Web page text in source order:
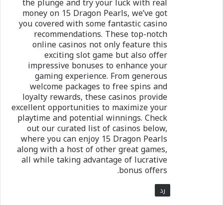
money on 15 Dragon Pearls, we’ve got
you covered with some fantastic casino
recommendations. These top-notch
online casinos not only feature this
exciting slot game but also offer
impressive bonuses to enhance your
gaming experience. From generous
welcome packages to free spins and
loyalty rewards, these casinos provide
excellent opportunities to maximize your
playtime and potential winnings. Check
out our curated list of casinos below,
where you can enjoy 15 Dragon Pearls
along with a host of other great games,
all while taking advantage of lucrative
bonus offers.
رد